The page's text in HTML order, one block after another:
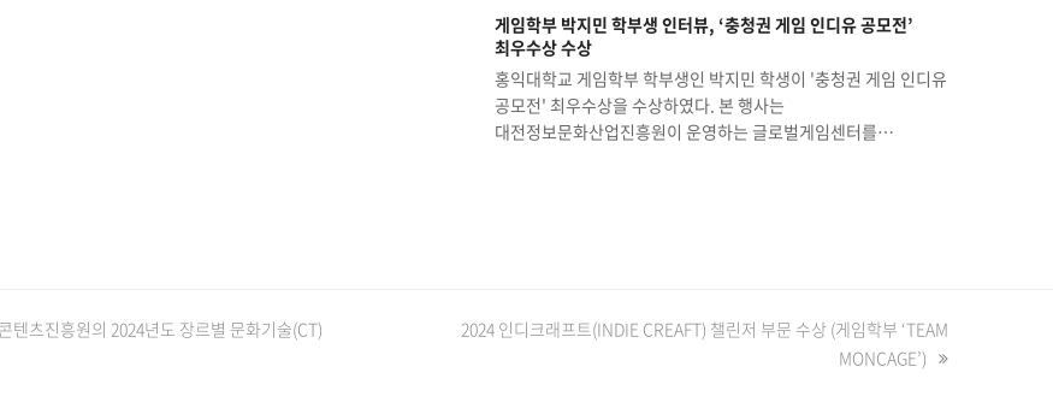
게임학부 박지민 학부생 인터뷰, ‘충청권 게임 인디유 공모전’
최우수상 수상
홍익대학교 게임학부 학부생인 박지민 학생이 '충청권 게임 인디유
공모전' 최우수상을 수상하였다. 본 행사는
대전정보문화산업진흥원이 운영하는 글로벌게임센터를…
텐츠진흥원의 2024년도 장르별 문화기술(CT)
next
2024 인디크래프트(INDIE CREAFT) 챌린저 부문 수상 (게임학부 ‘TEAM
MONCAGE’)